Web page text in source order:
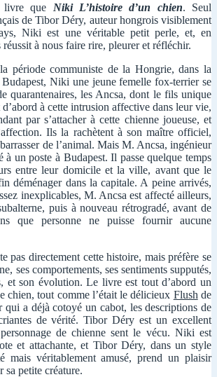
livre que Niki L’histoire d’un chien. Seul
de Tibor Déry, auteur hongrois visiblement
Niki est une véritable petit perle, et, en
réussit à nous faire rire, pleurer et réfléchir.
période communiste de la Hongrie, dans la
Budapest, Niki une jeune femelle fox-terrier se
quarantenaires, les Ancsa, dont le fils unique
d’abord à cette intrusion affective dans leur vie,
par s’attacher à cette chienne joueuse, et
Ils la rachètent à son maître officiel,
de l’animal. Mais M. Ancsa, ingénieur
à un poste à Budapest. Il passe quelque temps
entre leur domicile et la ville, avant que le
déménager dans la capitale. A peine arrivés,
inexplicables, M. Ancsa est affecté ailleurs,
puis à nouveau rétrogradé, avant de
que personne ne puisse fournir aucune
pas directement cette histoire, mais préfère se
ses comportements, ses sentiments supputés,
et son évolution. Le livre est tout d’abord un
chien, tout comme l’était le délicieux Flush de
a déjà cotoyé un cabot, les descriptions de
de vérité. Tibor Déry est un excellent
de chienne sent le vécu. Niki est
et attachante, et Tibor Déry, dans un style
mais véritablement amusé, prend un plaisir
petite créature.